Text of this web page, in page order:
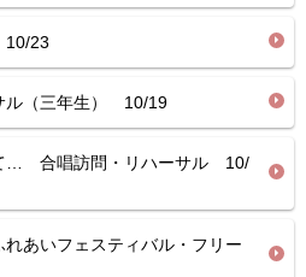
23
ル（三年生） 10/19
… 合唱訪問・リハーサル 10/
れあいフェスティバル・フリー